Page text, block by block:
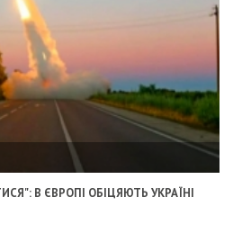
В ЄВРОПІ ОБІЦЯЮТЬ УКРАЇНІ